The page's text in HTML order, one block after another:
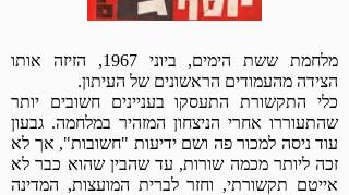
מלחמת ששת הימים, ביוני 1967, הזיזה אותו
הצידה מהעמודים הראשונים של העיתון.
כלי התקשורת התעסקו בעניינים חשובים יותר
שהתעוררו אחרי הניצחון המזהיר במלחמה. גבעון
עוד ניסה למכור פה ושם ידיעות "חשובות", אך לא
זכה ליותר מכמה שורות, עד שהבין שהוא כבר לא
אייטם תקשורתי, וחזר לברית המועצות, המדינה